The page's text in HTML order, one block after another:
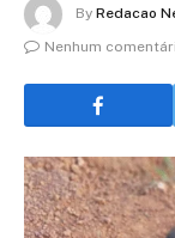
By Redacao
Nenhum